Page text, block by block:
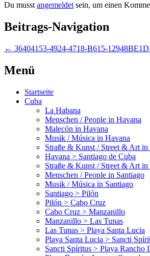
Du musst angemeldet sein, um einen
Beitrags-Navigation
← 36404153-4924-4718-B615-
Menü
Startseite
Cuba
La Habana
Menschen / People in Havana
Malecón in Havana
Musik / Música in Havana
Straße & Kunst / Street & Art in
Havana > Santiago de Cuba
Straße & Kunst / Street & Art in
Menschen / People in Santiago
Musik / Música in Santiago
Santiago > Pilón
Pilón > Cabo Cruz
Cabo Cruz > Manzanillo
Manzanillo > Las Tunas
Las Tunas > Playa Santa Lucia
Playa Santa Lucia > Sancti
Sancti Spíritus > Playa Rancho